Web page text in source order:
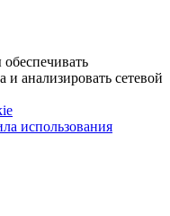
анализировать сетевой
использования